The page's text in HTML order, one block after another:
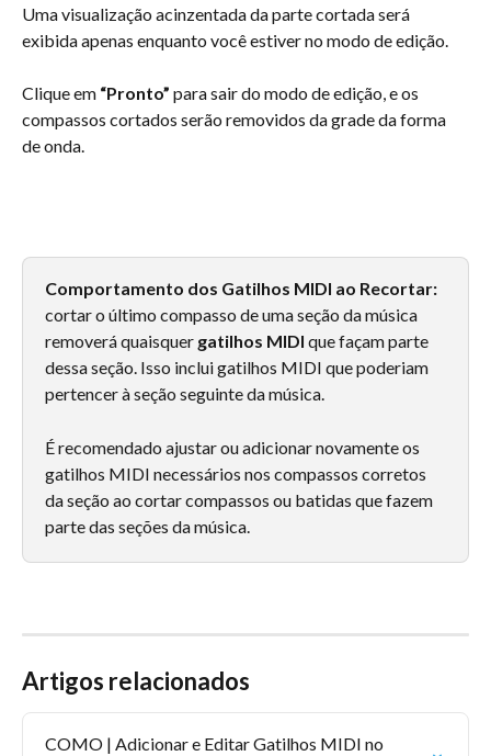
Uma visualização acinzentada da parte cortada será
exibida apenas enquanto você estiver no modo de edição.
Clique em “Pronto” para sair do modo de edição, e os
compassos cortados serão removidos da grade da forma
de onda.
Comportamento dos Gatilhos MIDI ao Recortar:
cortar o último compasso de uma seção da música
removerá quaisquer gatilhos MIDI que façam parte
dessa seção. Isso inclui gatilhos MIDI que poderiam
pertencer à seção seguinte da música.
É recomendado ajustar ou adicionar novamente os
gatilhos MIDI necessários nos compassos corretos
da seção ao cortar compassos ou batidas que fazem
parte das seções da música.
Artigos relacionados
COMO | Adicionar e Editar Gatilhos MIDI no